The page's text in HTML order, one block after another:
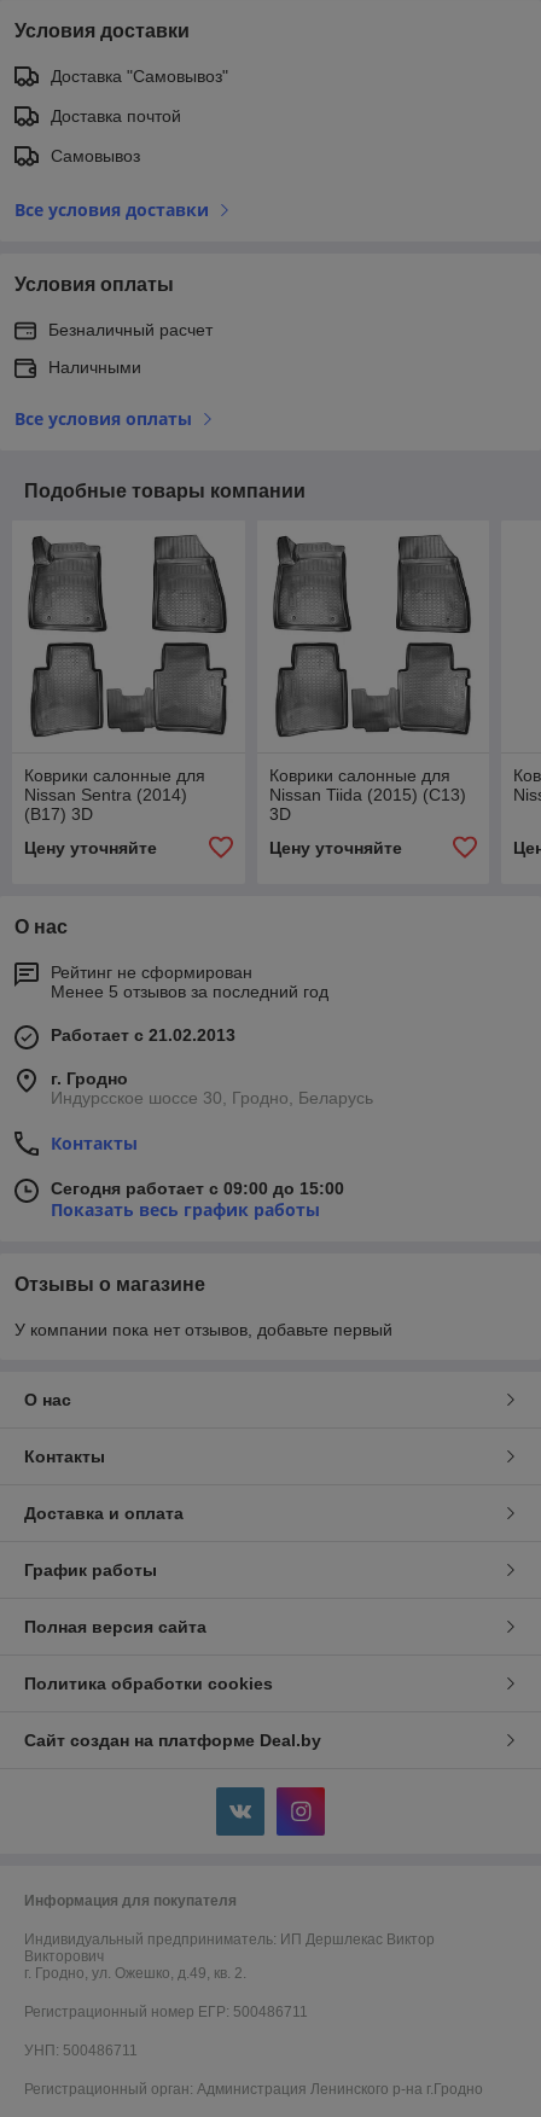
Условия доставки
Доставка "Самовывоз"
Доставка почтой
Самовывоз
Все условия доставки
Условия оплаты
Безналичный расчет
Наличными
Все условия оплаты
Подобные товары компании
Коврики салонные для
Nissan Sentra (2014)
(B17) 3D
Цену уточняйте
Коврики салонные для
Nissan Tiida (2015) (C13)
3D
Цену уточняйте
О нас
Рейтинг не сформирован
Менее 5 отзывов за последний год
Работает с 21.02.2013
г. Гродно
Индурсское шоссе 30, Гродно, Беларусь
Контакты
Сегодня работает с 09:00 до 15:00
Показать весь график работы
Отзывы о магазине
У компании пока нет отзывов, добавьте первый
О нас
Контакты
Доставка и оплата
График работы
Полная версия сайта
Политика обработки cookies
Сайт создан на платформе Deal.by
Информация для покупателя
Индивидуальный предприниматель: ИП Дершлекас Виктор
Викторович
г. Гродно, ул. Ожешко, д.49, кв. 2.
Регистрационный номер ЕГР: 500486711
УНП: 500486711
Регистрационный орган: Администрация Ленинского р-на г.Гродно